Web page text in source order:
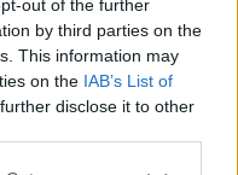
out of the further
by third parties on the
This information may
on the IAB’s List of
disclose it to other
Τόκα και το
Μοναξιά» το
το 1994)
συναίσθημα με τη